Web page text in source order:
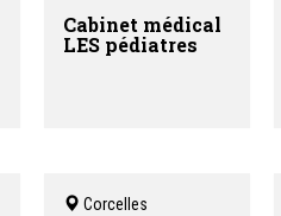
Cabinet médical
LES pédiatres
Corcelles